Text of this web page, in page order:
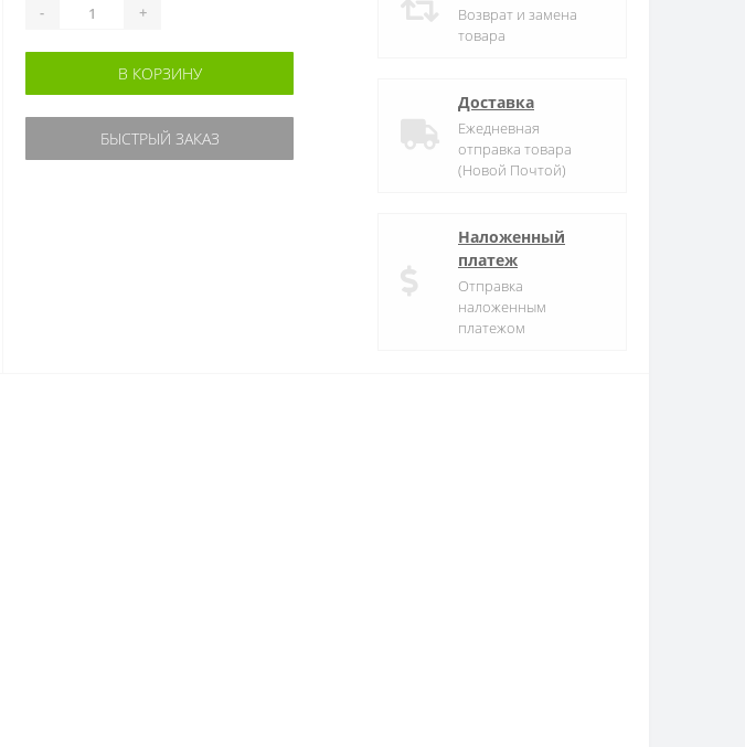
- +
В КОРЗИНУ
БЫСТРЫЙ ЗАКАЗ
Возврат и замена
товара
Доставка
Ежедневная
отправка товара
(Новой Почтой)
Наложенный
платеж
Отправка
наложенным
платежом